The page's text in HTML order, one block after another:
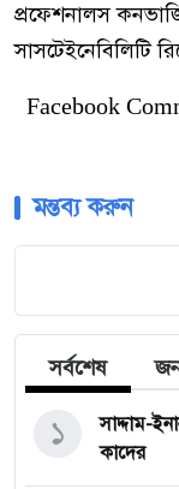
প্রফেশনালস
সাসটেইনেবিলিটি
Facebook
মন্তব্য করুন
সর্বশেষ
সাদ্দাম-
কাদের
১